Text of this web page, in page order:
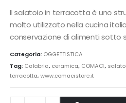
Il salatoio in terracotta è uno
molto utilizzato nella cucina
conservazione di alimenti sotto
Categoria: OGGETTISTICA
Tag: Calabria, ceramica, COMACI,
terracotta,www.comacistore.it